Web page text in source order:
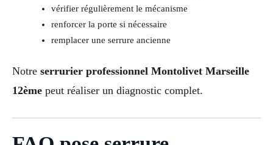
vérifier régulièrement le mécanisme
renforcer la porte si nécessaire
remplacer une serrure ancienne
Notre serrurier professionnel Montolivet Marseille
12ème peut réaliser un diagnostic complet.